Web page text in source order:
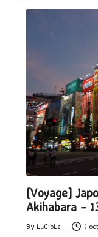
[Voyage]
Akihabara –
Posted
By LuCioLe 1